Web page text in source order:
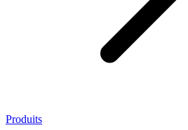
Produits